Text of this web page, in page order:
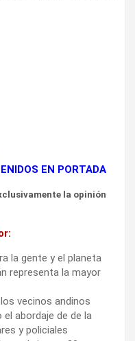
EN PORTADA
la opinión
la gente y el planeta
representa la mayor
vecinos andinos
abordaje de de la
y policiales